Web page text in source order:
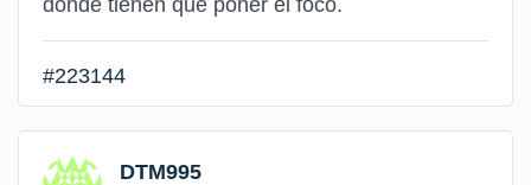
#223144
DTM995